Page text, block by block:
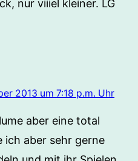
nur viiiel kleiner. LG
2013 um 7:18 p.m. Uhr
aber eine total
ich aber sehr gerne